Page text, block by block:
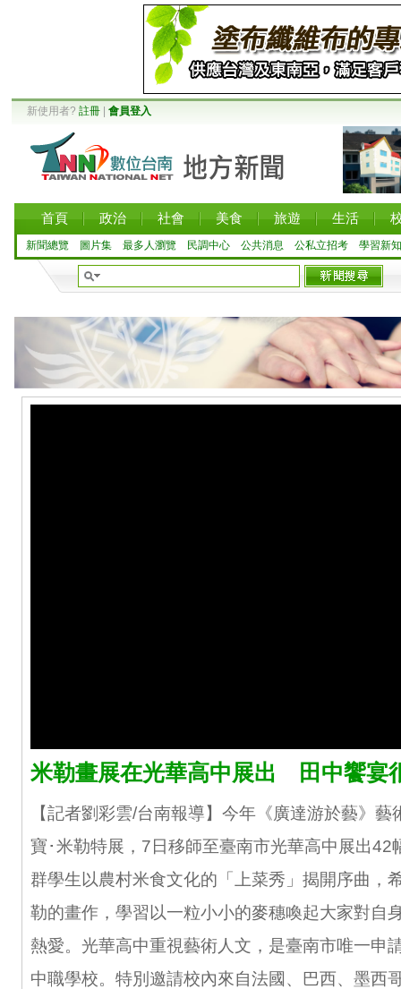
新使用者? 註冊 會員登入
首頁 政治 社會 美食 旅遊 生活
新聞總覽 圖片集 最多人瀏覽 民調中心 公共消息 公私立招考 學習新知
米勒畫展在光華高中展出 田中饗宴
【記者劉彩雲/台南報導】今年《廣達游於藝》
寶･米勒特展，7日移師至臺南市光華高中展出42
群學生以農村米食文化的「上菜秀」揭開序曲，
勒的畫作，學習以一粒小小的麥穗喚起大家對自
熱愛。光華高中重視藝術人文，是臺南市唯一申
中職學校。特別邀請校內來自法國、巴西、墨西